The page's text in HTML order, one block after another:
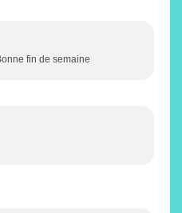
fin de semaine